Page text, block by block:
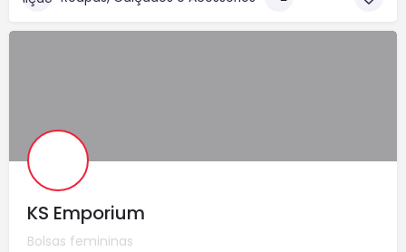
KS Emporium
Bolsas femininas